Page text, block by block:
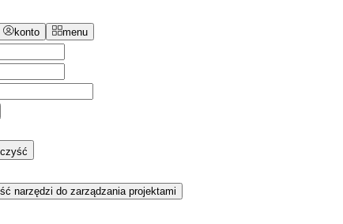
konto menu
narzędzi do zarządzania projektami